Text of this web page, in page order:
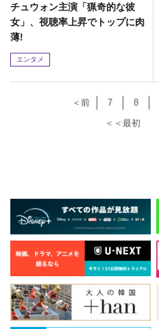
チュウォン主演「猟奇的な彼
女」、視聴率上昇でトップに肉
薄!
エンタメ
＜＜最初
＜前 7 8